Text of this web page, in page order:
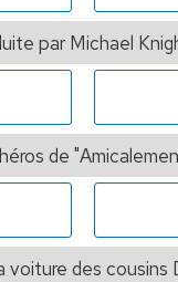
par Michael
de
des cousins